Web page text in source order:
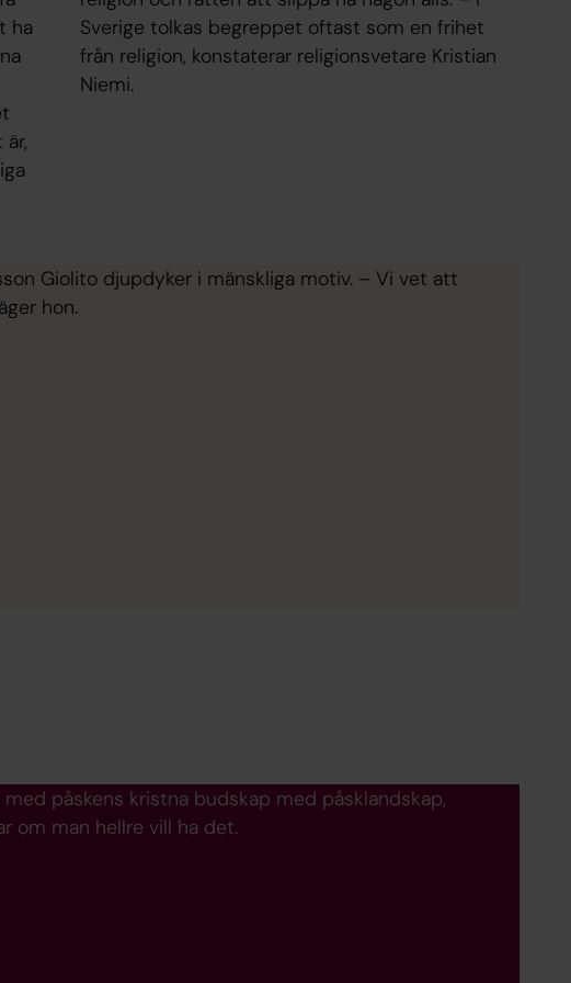
ha
Sverige tolkas begreppet oftast som en frihet
från religion, konstaterar religionsvetare Kristian
Niemi.
Giolito djupdyker i mänskliga motiv. – Vi vet att
hon.
påskens kristna budskap med påsklandskap,
om man hellre vill ha det.